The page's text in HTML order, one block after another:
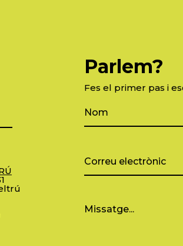
Parlem?
Fes el primer pas i